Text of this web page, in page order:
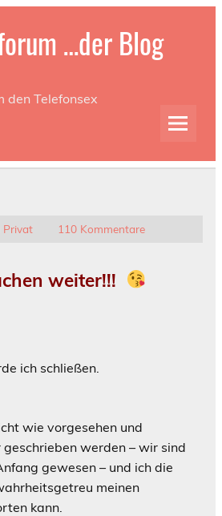
…der Blog
den Telefonsex
Privat 110 Kommentare
weiter!!!
ich schließen.
wie vorgesehen und
werden – wir sind
gewesen – und ich die
meinen
kann.